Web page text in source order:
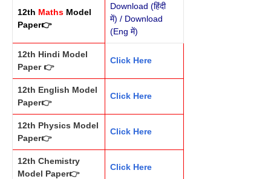
12th Maths Model
Paper👉
Download (हिंदी
में) / Download
(Eng में)
12th Hindi Model
Paper 👉
Click Here
12th English Model
Paper👉
Click Here
12th Physics Model
Paper👉
Click Here
12th Chemistry
Model Paper👉
Click Here